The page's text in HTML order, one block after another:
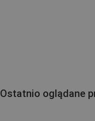
Ostatnio oglądane